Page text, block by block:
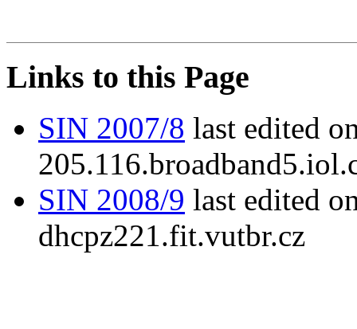
Links to this Page
SIN 2007/8 last edited
SIN 2008/9 last edited
dhcpz221.fit.vutbr.cz